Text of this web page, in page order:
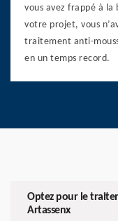
vous avez frappé à
votre projet, vous
traitement anti-
en un temps record.
Optez pour le
Artassenx